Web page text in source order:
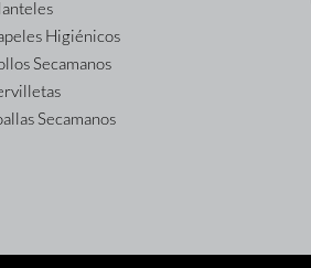
Higiénicos
Secamanos
Secamanos